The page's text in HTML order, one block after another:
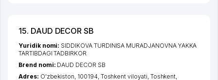
15. DAUD DECOR SB
Yuridik nomi: SIDDIKOVA TURDINISA MURADJANOVNA YAKKA
TARTIBDAGI TADBIRKOR
Brend nomi: DAUD DECOR SB
Adres: O'zbekiston, 100194, Toshkent viloyati Toshkent